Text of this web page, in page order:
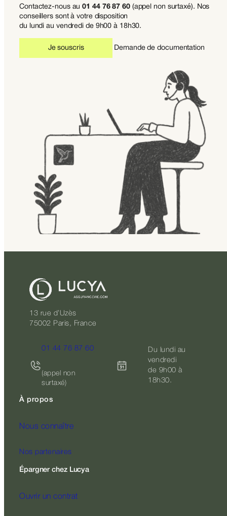
Contactez-nous au01 44 76 87 60(appel non surtaxé). Nos
conseillers sont à votre disposition
du lundi au vendredi de 9h00 à 18h30.
Je souscris Demande de documentation
13 rue d’Uzès
75002 Paris, France
01 44 76 87 60
(appel non
surtaxé)
Du lundi au
vendredi
de 9h00 à
18h30.
À propos
Nous connaître
Nos partenaires
Épargner chez Lucya
Ouvrir un contrat